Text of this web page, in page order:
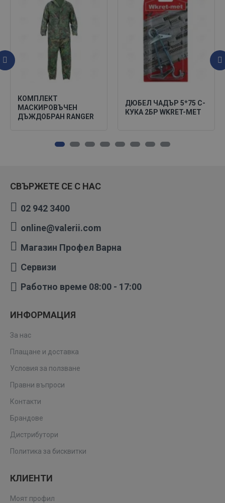
КОМПЛЕКТ
МАСКИРОВЪЧЕН
ДЪЖДОБРАН RANGER
ДЮБЕЛ ЧАДЪР 5*75 C-
КУКА 2БР WKRET-MET
СВЪРЖЕТЕ СЕ С НАС
02 942 3400
online@valerii.com
Магазин Профел Варна
Сервизи
Работно време 08:00 - 17:00
ИНФОРМАЦИЯ
За нас
Плащане и доставка
Условия за ползване
Правни въпроси
Контакти
Брандове
Дистрибутори
Политика за бисквитки
КЛИЕНТИ
Моят профил